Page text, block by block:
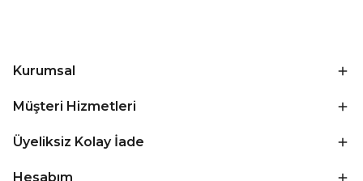
Kurumsal
Müşteri Hizmetleri
Üyeliksiz Kolay İade
Hesabım